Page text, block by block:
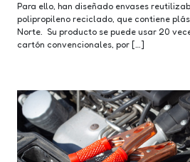
Para ello, han diseñado envases
polipropileno reciclado, que contiene
Norte. Su producto se puede usar 20
cartón convencionales, por […]